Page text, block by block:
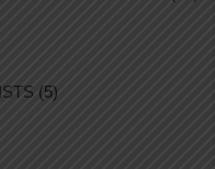
(5)